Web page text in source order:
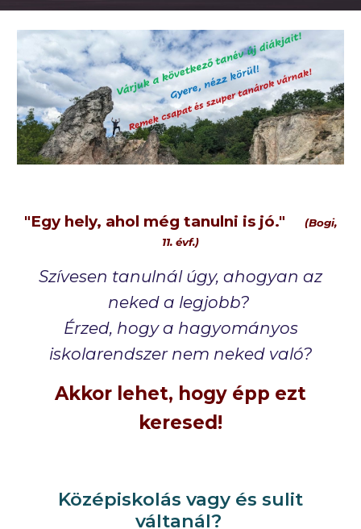
"Egy hely, ahol még tanulni is jó." (Bogi,
11. évf.)
Szívesen tanulnál úgy, ahogyan az
neked a legjobb?
Érzed, hogy a hagyományos
iskolarendszer nem neked való?
Akkor lehet, hogy épp ezt
keresed!
Középiskolás vagy és sulit
váltanál?